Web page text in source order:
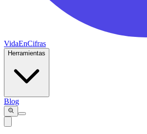
VidaEnCifras
Herramientas
Blog